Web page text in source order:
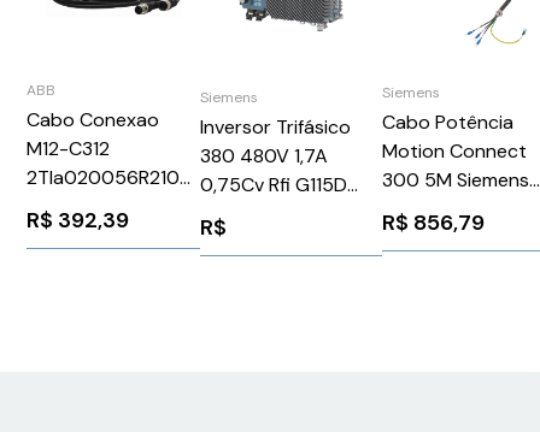
ABB
Cabo Conexao
M12-C312
2Tla020056R2100
M12C312 - ABB
2TLA020056R2100
R$ 392,39
Siemens
Inversor Trifásico
380 480V 1,7A
0,75Cv Rfi G115D
Siemens
6SL35201XA605AF0
R$
Siemens
Cabo Potência
Motion Connect
300 5M Siemens
R$ 856,79